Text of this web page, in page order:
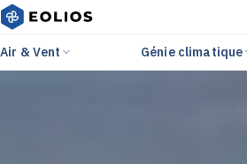
Air & Vent Génie climatique